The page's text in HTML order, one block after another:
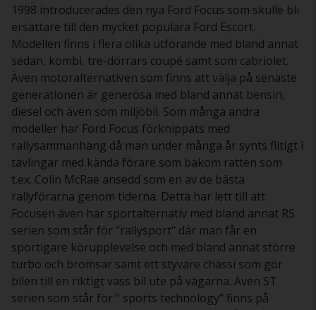
1998 introducerades den nya Ford Focus som skulle bli
ersättare till den mycket populära Ford Escort.
Modellen finns i flera olika utförande med bland annat
sedan, kombi, tre-dörrars coupé samt som cabriolet.
Även motoralternativen som finns att välja på senaste
generationen är generösa med bland annat bensin,
diesel och även som miljöbil. Som många andra
modeller har Ford Focus förknippats med
rallysammanhang då man under många år synts flitigt i
tävlingar med kända förare som bakom ratten som
t.ex. Colin McRae ansedd som en av de bästa
rallyförarna genom tiderna. Detta har lett till att
Focusen även har sportalternativ med bland annat RS
serien som står för "rallysport" där man får en
sportigare körupplevelse och med bland annat större
turbo och bromsar samt ett styvare chassi som gör
bilen till en riktigt vass bil ute på vägarna. Även ST
serien som står för " sports technology" finns på